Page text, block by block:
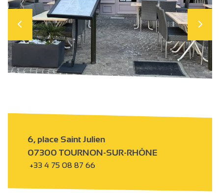
6, place Saint Julien
07300 TOURNON-SUR-RHÔNE
+33 4 75 08 87 66